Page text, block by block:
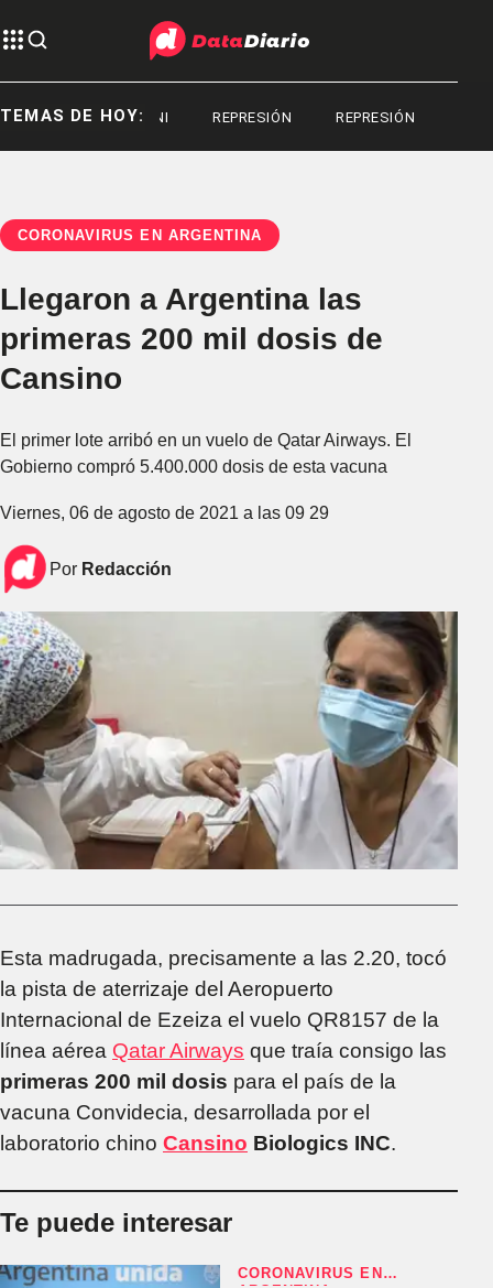
TEMAS DE HOY:
SERGIO BERNI REPRESIÓN REPRESIÓN
CORONAVIRUS EN ARGENTINA
Llegaron a Argentina las
primeras 200 mil dosis de
Cansino
El primer lote arribó en un vuelo de Qatar Airways. El
Gobierno compró 5.400.000 dosis de esta vacuna
Viernes, 06 de agosto de 2021 a las 09 29
Por Redacción
Esta madrugada, precisamente a las 2.20, tocó
la pista de aterrizaje del Aeropuerto
Internacional de Ezeiza el vuelo QR8157 de la
línea aérea Qatar Airways que traía consigo las
primeras 200 mil dosis para el país de la
vacuna Convidecia, desarrollada por el
laboratorio chino Cansino Biologics INC.
Te puede interesar
CORONAVIRUS EN